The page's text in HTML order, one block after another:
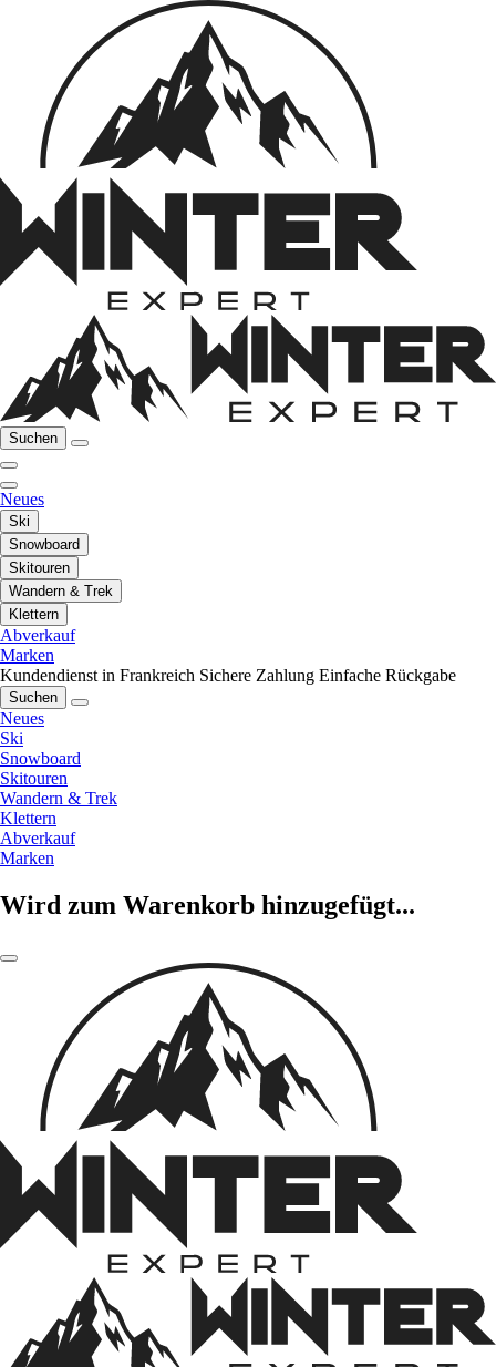
Suchen
Neues
Ski
Snowboard
Skitouren
Wandern & Trek
Klettern
Abverkauf
Marken
Kundendienst in Frankreich Sichere Zahlung Einfache Rückgabe
Suchen
Neues
Ski
Snowboard
Skitouren
Wandern & Trek
Klettern
Abverkauf
Marken
Wird zum Warenkorb hinzugefügt...